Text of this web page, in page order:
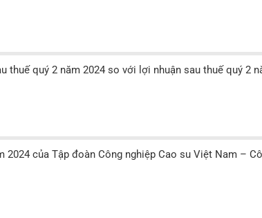
thuế quý 2 năm 2024 so với lợi nhuận sau thuế quý 2
2024 của Tập đoàn Công nghiệp Cao su Việt Nam –